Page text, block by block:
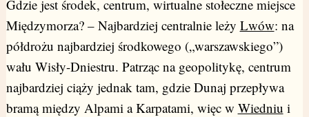
Gdzie jest środek, centrum, wirtualne stołeczne miejsce
Międzymorza? – Najbardziej centralnie leży Lwów: na
półdrożu najbardziej środkowego („warszawskiego”)
wału Wisły-Dniestru. Patrząc na geopolitykę, centrum
najbardziej ciąży jednak tam, gdzie Dunaj przepływa
bramą między Alpami a Karpatami, więc w Wiedniu i